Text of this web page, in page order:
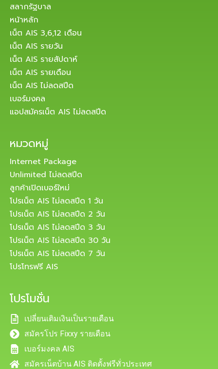
สลากรัฐบาล
หน้าหลัก
เน็ต AIS 3,6,12 เดือน
เน็ต AIS รายวัน
เน็ต AIS รายสัปดาห์
เน็ต AIS รายเดือน
เน็ต AIS ไม่ลดสปีด
เบอร์มงคล
แอปสมัครเน็ต AIS ไม่ลดสปีด
หมวดหมู่
Internet Package
Unlimited ไม่ลดสปีด
ลูกค้าเปิดเบอร์ใหม่
โปรเน็ต AIS ไม่ลดสปีด 1 วัน
โปรเน็ต AIS ไม่ลดสปีด 2 วัน
โปรเน็ต AIS ไม่ลดสปีด 3 วัน
โปรเน็ต AIS ไม่ลดสปีด 30 วัน
โปรเน็ต AIS ไม่ลดสปีด 7 วัน
โปรโทรฟรี AIS
โปรโมชั่น
เปลี่ยนเติมเงินเป็นรายเดือน
สมัครโปร Fixxy รายเดือน
เบอร์มงคล AIS
สมัครเน็ตบ้าน AIS ติดตั้งฟรีทั่วประเทศ